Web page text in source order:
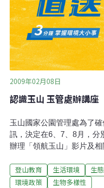
每一位台灣青少年的正規
地教育課程規劃】 每梯次
程包括：土地倫理、無痕山
作、自然體驗、領導與被
2009年02月08日
認識玉山 玉管處辦講座
玉山國家公園管理處為了
訊，決定在6、7、8月，分
辦理「領航玉山」影片及
塔塔加旅遊民眾，去年就
標高3952公尺的玉山。玉
登山教育 生活環境 生
環境政策
生物多樣性